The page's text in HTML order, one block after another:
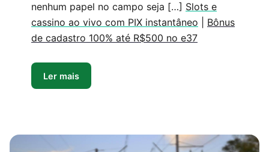
nenhum papel no campo seja […] Slots e
cassino ao vivo com PIX instantâneo
Bônus
de cadastro 100% até R$500 no e37
Ler mais